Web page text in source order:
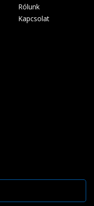
Rólunk
Kapcsolat